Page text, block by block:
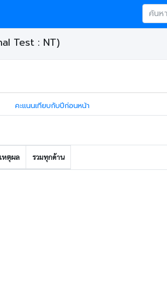
Test : NT)
คะแนนเทียบกับปีก่อนหน้า
หตุผล รวมทุกด้าน